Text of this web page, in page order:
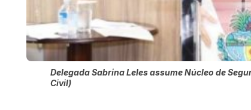
Delegada Sabrina Leles assume Núcleo de
Civil)